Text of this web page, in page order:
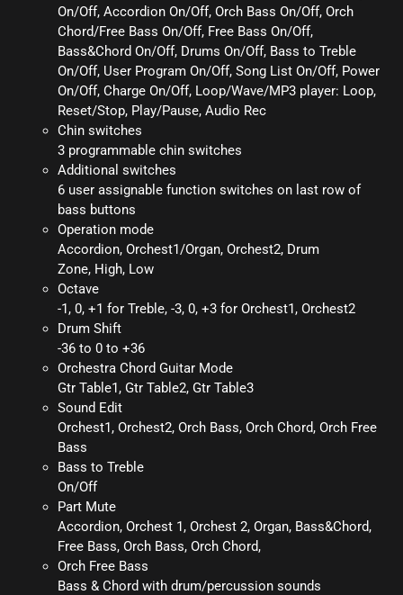
On/Off, Accordion On/Off, Orch Bass On/Off, Orch
Chord/Free Bass On/Off, Free Bass On/Off,
Bass&Chord On/Off, Drums On/Off, Bass to Treble
On/Off, User Program On/Off, Song List On/Off, Power
On/Off, Charge On/Off, Loop/Wave/MP3 player: Loop,
Reset/Stop, Play/Pause, Audio Rec
Chin switches
3 programmable chin switches
Additional switches
6 user assignable function switches on last row of
bass buttons
Operation mode
Accordion, Orchest1/Organ, Orchest2, Drum
Zone, High, Low
Octave
-1, 0, +1 for Treble, -3, 0, +3 for Orchest1, Orchest2
Drum Shift
-36 to 0 to +36
Orchestra Chord Guitar Mode
Gtr Table1, Gtr Table2, Gtr Table3
Sound Edit
Orchest1, Orchest2, Orch Bass, Orch Chord, Orch Free
Bass
Bass to Treble
On/Off
Part Mute
Accordion, Orchest 1, Orchest 2, Organ, Bass&Chord,
Free Bass, Orch Bass, Orch Chord,
Orch Free Bass
Bass & Chord with drum/percussion sounds